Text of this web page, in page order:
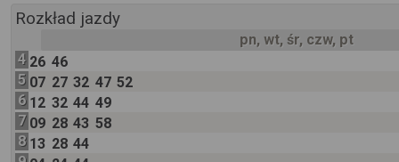
Rozkład jazdy
pn, wt, śr, czw, pt
4 26 46
5 07 27 32 47 52
6 12 32 44 49
7 09 28 43 58
8 13 28 44